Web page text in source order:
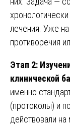
лечения. Уже
противоречия
Этап 2:
клинической
именно
(протоколы) и
действовали